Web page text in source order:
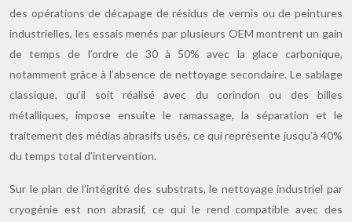
des opérations de décapage de résidus de vernis ou de peintures
industrielles, les essais menés par plusieurs OEM montrent un gain
de temps de l’ordre de 30 à 50% avec la glace carbonique,
notamment grâce à l’absence de nettoyage secondaire. Le sablage
classique, qu’il soit réalisé avec du corindon ou des billes
métalliques, impose ensuite le ramassage, la séparation et le
traitement des médias abrasifs usés, ce qui représente jusqu’à 40%
du temps total d’intervention.
Sur le plan de l’intégrité des substrats, le nettoyage industriel par
cryogénie est non abrasif, ce qui le rend compatible avec des